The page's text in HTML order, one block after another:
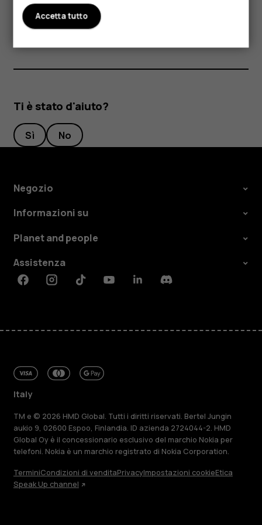
non funziona in modo appropriato, portarlo al centro
assistenza autorizzato più vicino.
Ti è stato d'aiuto?
Sì No
Negozio
Informazioni su
Planet and people
Assistenza
FacebookInstagramTiktokYoutubeLinkedinDiscord
Italy
TM e © 2026 HMD Global. Tutti i diritti riservati. Bertel Jungin
aukio 9, 02600 Espoo, Finlandia. ID azienda 2724044-2. HMD
Global Oy è il concessionario esclusivo del marchio Nokia per
telefoni. Nokia è un marchio registrato di Nokia Corporation.
TerminiCondizioni di venditaPrivacyImpostazioni cookieEtica
Speak Up channel
Accetta tutto